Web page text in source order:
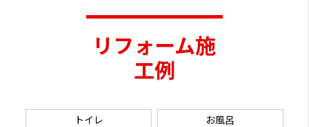
リフォーム施
工例
トイレ
お風呂